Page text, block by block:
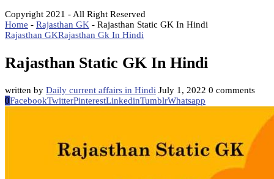
Copyright 2021 - All Right Reserved
Home - Rajasthan GK - Rajasthan Static GK In Hindi
Rajasthan GKRajasthan Gk In Hindi
Rajasthan Static GK In Hindi
written by Daily current affairs in Hindi July 1, 2022 0 comments
0FacebookTwitterPinterestLinkedinTumblrWhatsapp